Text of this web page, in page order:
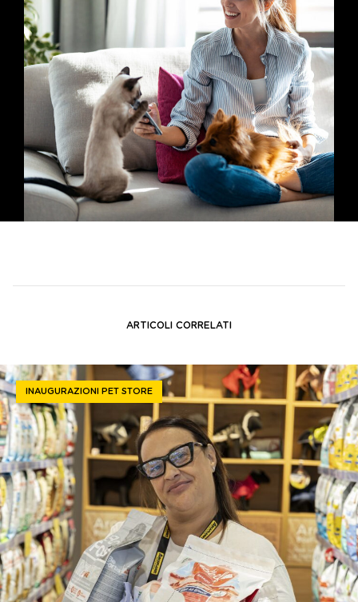
ARTICOLI CORRELATI
INAUGURAZIONI PET STORE